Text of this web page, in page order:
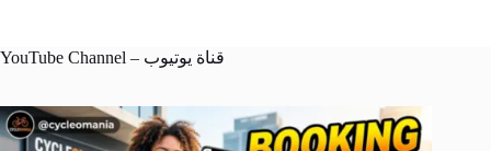
YouTube Channel – قناة يوتيوب